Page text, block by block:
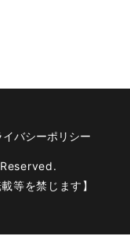
イバシーポリシー
等を禁じます】